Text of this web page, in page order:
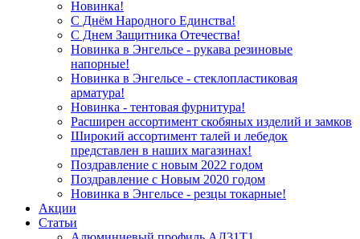
Новинка!
С Днём Народного Единства!
С Днем Защитника Отечества!
Новинка в Энгельсе - рукава резиновые
напорные!
Новинка в Энгельсе - стеклопластиковая
арматура!
Новинка - тентовая фурнитура!
Расширен ассортимент скобяных изделий и замков
Широкий ассортимент талей и лебедок
представлен в наших магазинах!
Поздравление с новым 2022 годом
Поздравление с Новым 2020 годом
Новинка в Энгельсе - резцы токарные!
Акции
Статьи